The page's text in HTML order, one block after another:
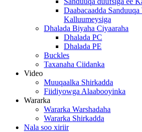
Daabacaadda
Kalluumeysiga
Dhalada Biyaha Ciyaaraha
Dhalada PC
Dhalada PE
Buckles
Taxanaha Ciidanka
Video
Muuqaalka Shirkadda
Fiidiyowga Alaabooyinka
Wararka
Wararka Warshadaha
Wararka Shirkadda
Nala soo xiriir